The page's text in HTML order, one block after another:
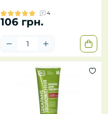
4
106 грн.